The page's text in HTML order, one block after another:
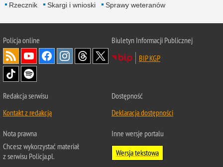
Rzecznik Skargi i wnioski Sprawy weteranów
Policjaonline
Biuletyn Informacji Publicznej
BIP KGP
Redakcja serwisu
Kontakt z redakcją
Dostępność
Deklaracja dostępności
Nota prawna
Chcesz wykorzystać materiał
z serwisu Policja.pl.
Inne wersje portalu
Wersja tekstowa